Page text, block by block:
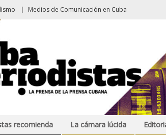
Medios de Comunicación en Cuba
recomienda La cámara lúcida